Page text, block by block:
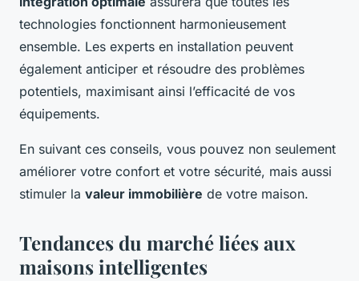
technologies fonctionnent harmonieusement
ensemble. Les experts en installation peuvent
également anticiper et résoudre des problèmes
potentiels, maximisant ainsi l’efficacité de vos
équipements.
En suivant ces conseils, vous pouvez non seulement
améliorer votre confort et votre sécurité, mais aussi
stimuler la valeur immobilière de votre maison.
Tendances du marché liées aux
maisons intelligentes